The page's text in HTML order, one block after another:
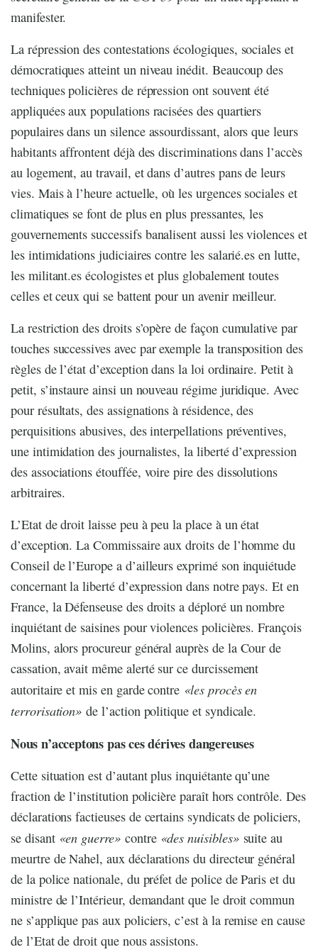
manifester.
La répression des contestations écologiques, sociales et
démocratiques atteint un niveau inédit. Beaucoup des
techniques policières de répression ont souvent été
appliquées aux populations racisées des quartiers
populaires dans un silence assourdissant, alors que leurs
habitants affrontent déjà des discriminations dans l’accès
au logement, au travail, et dans d’autres pans de leurs
vies. Mais à l’heure actuelle, où les urgences sociales et
climatiques se font de plus en plus pressantes, les
gouvernements successifs banalisent aussi les violences et
les intimidations judiciaires contre les salarié.es en lutte,
les militant.es écologistes et plus globalement toutes
celles et ceux qui se battent pour un avenir meilleur.
La restriction des droits s’opère de façon cumulative par
touches successives avec par exemple la transposition des
règles de l’état d’exception dans la loi ordinaire. Petit à
petit, s’instaure ainsi un nouveau régime juridique. Avec
pour résultats, des assignations à résidence, des
perquisitions abusives, des interpellations préventives,
une intimidation des journalistes, la liberté d’expression
des associations étouffée, voire pire des dissolutions
arbitraires.
L’Etat de droit laisse peu à peu la place à un état
d’exception. La Commissaire aux droits de l’homme du
Conseil de l’Europe a d’ailleurs exprimé son inquiétude
concernant la liberté d’expression dans notre pays. Et en
France, la Défenseuse des droits a déploré un nombre
inquiétant de saisines pour violences policières. François
Molins, alors procureur général auprès de la Cour de
cassation, avait même alerté sur ce durcissement
autoritaire et mis en garde contre «les procès en
terrorisation» de l’action politique et syndicale.
Nous n’acceptons pas ces dérives dangereuses
Cette situation est d’autant plus inquiétante qu’une
fraction de l’institution policière paraît hors contrôle. Des
déclarations factieuses de certains syndicats de policiers,
se disant «en guerre»contre «des nuisibles»suite au
meurtre de Nahel, aux déclarations du directeur général
de la police nationale, du préfet de police de Paris et du
ministre de l’Intérieur, demandant que le droit commun
ne s’applique pas aux policiers, c’est à la remise en cause
de l’Etat de droit que nous assistons.